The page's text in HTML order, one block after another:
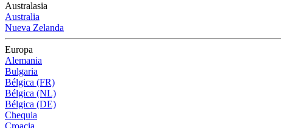
Australasia
Australia
Nueva Zelanda
Europa
Alemania
Bulgaria
Bélgica (FR)
Bélgica (NL)
Bélgica (DE)
Chequia